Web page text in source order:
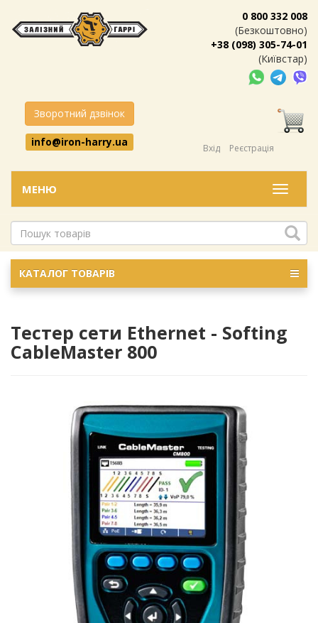
0 800 332 008
(Безкоштовно)
+38 (098) 305-74-01
(Київстар)
Зворотний дзвінок
info@iron-harry.ua
Вхід Реєстрація
Меню
МЕНЮ
КАТАЛОГ ТОВАРІВ
Тестер сети Ethernet - Softing
CableMaster 800